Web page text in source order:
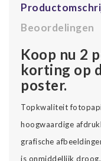
Beoordelingen
Koop nu 2
korting op
poster.
Topkwaliteit
hoogwaardige
grafische
is onmiddellijk